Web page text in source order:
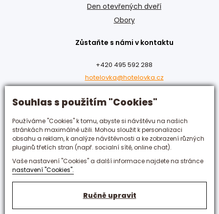
Souhlas s použitím "Cookies"
Používáme "Cookies" k tomu, abyste si návštěvu na našich
stránkách maximálně užili. Mohou sloužit k personalizaci
obsahu a reklam, k analýze návštěvnosti a ke zobrazení různých
pluginů třetích stran (např. socialní sítě, online chat).
Vaše nastavení "Cookies" a další informace najdete na stránce
nastavení "Cookies".
Ručně upravit
Den otevřených dveří
Obory
Zůstaňte s námi v kontaktu
+420 495 592 288
hotelovka@hotelovka.cz
Československé armády 274/55,